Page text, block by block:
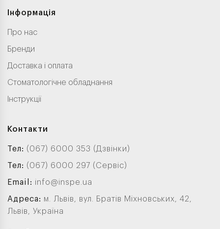
Інформація
Про нас
Бренди
Доставка і оплата
Стоматологічне обладнання
Інструкції
Контакти
Тел: (067) 6000 353 (Дзвінки)
Тел: (067) 6000 297 (Сервіс)
Email: info@inspe.ua
Адреса: м. Львів, вул. Братів Міхновських, 42,
Львів, Україна